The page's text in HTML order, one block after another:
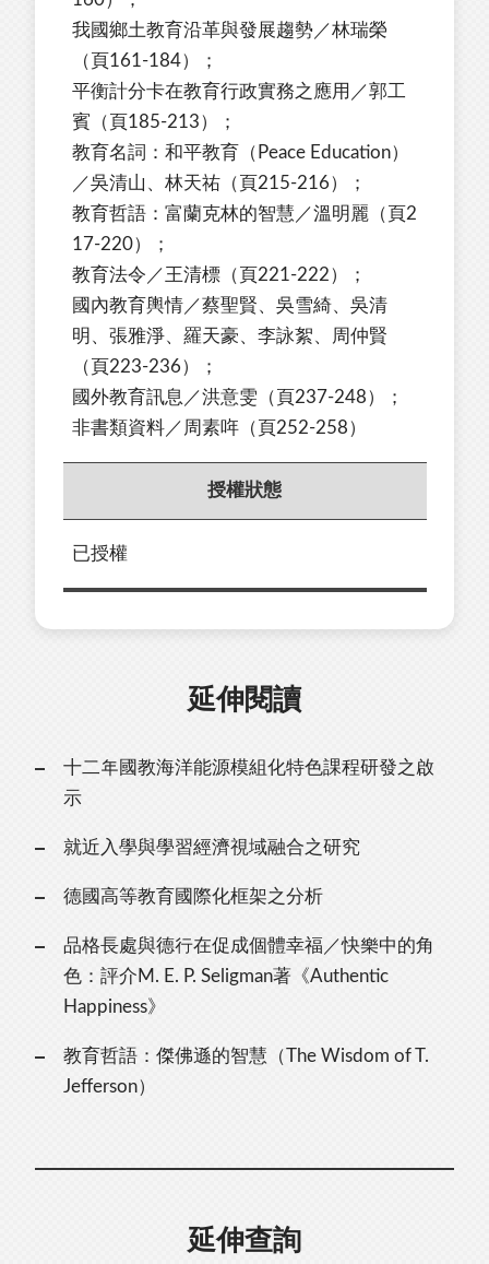
我國鄉土教育沿革與發展趨勢／林瑞榮
（頁161-184）；
平衡計分卡在教育行政實務之應用／郭工
賓（頁185-213）；
教育名詞：和平教育（Peace Education）
／吳清山、林天祐（頁215-216）；
教育哲語：富蘭克林的智慧／溫明麗（頁2
17-220）；
教育法令／王清標（頁221-222）；
國內教育輿情／蔡聖賢、吳雪綺、吳清
明、張雅淨、羅天豪、李詠絮、周仲賢
（頁223-236）；
國外教育訊息／洪意雯（頁237-248）；
非書類資料／周素哖（頁252-258）
授權狀態
已授權
延伸閱讀
十二年國教海洋能源模組化特色課程研發之啟
示
就近入學與學習經濟視域融合之研究
德國高等教育國際化框架之分析
品格長處與德行在促成個體幸福／快樂中的角
色：評介M. E. P. Seligman著《Authentic
Happiness》
教育哲語：傑佛遜的智慧（The Wisdom of T.
Jefferson）
延伸查詢